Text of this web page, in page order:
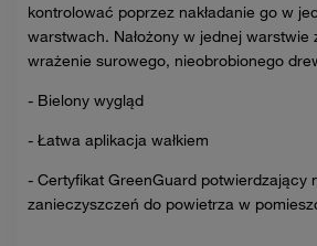
kontrolować poprzez nakładanie go w
warstwach. Nałożony w jednej warstwie
wrażenie surowego, nieobrobionego
- Bielony wygląd
- Łatwa aplikacja wałkiem
- Certyfikat GreenGuard potwierdzający
zanieczyszczeń do powietrza w